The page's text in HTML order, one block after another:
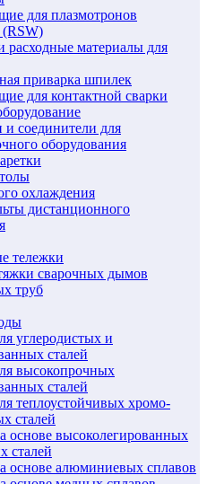
для плазмотронов
(RSW)
расходные материалы для
приварка шпилек
для контактной сварки
соединители для
оборудования
охлаждения
дистанционного
тележки
сварочных дымов
труб
углеродистых и
сталей
высокопрочных
сталей
теплоустойчивых хромо-
сталей
основе высоколегированных
сталей
основе алюминиевых сплавов